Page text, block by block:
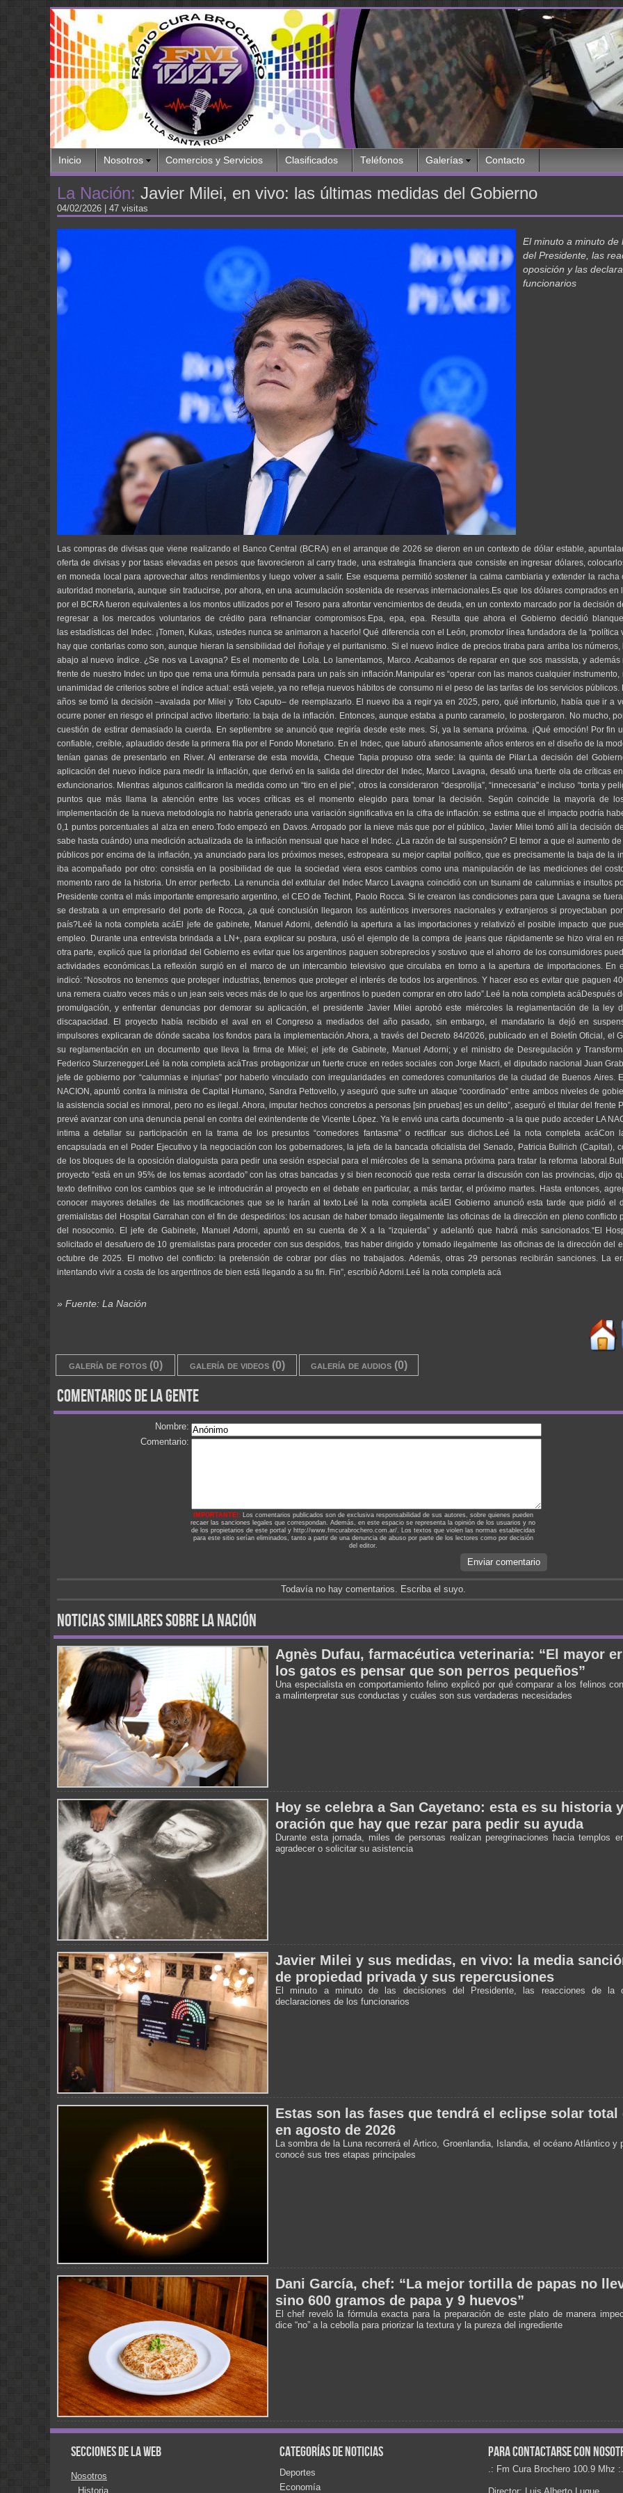
Inicio Nosotros Comercios y Servicios Clasificados Teléfonos Galerías Contacto
La Nación: Javier Milei, en vivo: las últimas medidas del Gobierno
04/02/2026 | 47 visitas
El minuto a minuto de
del Presidente, las
oposición y las
funcionarios
Las compras de divisas que viene realizando el Banco Central (BCRA) en el arranque de 2026 se dieron en un contexto de dólar estable,
oferta de divisas y por tasas elevadas en pesos que favorecieron al carry trade, una estrategia financiera que consiste en ingresar dólares,
en moneda local para aprovechar altos rendimientos y luego volver a salir. Ese esquema permitió sostener la calma cambiaria y extender la racha
autoridad monetaria, aunque sin traducirse, por ahora, en una acumulación sostenida de reservas internacionales.Es que los dólares comprados en
por el BCRA fueron equivalentes a los montos utilizados por el Tesoro para afrontar vencimientos de deuda, en un contexto marcado por la decisión
regresar a los mercados voluntarios de crédito para refinanciar compromisos.Epa, epa, epa. Resulta que ahora el Gobierno decidió
las estadísticas del Indec. ¡Tomen, Kukas, ustedes nunca se animaron a hacerlo! Qué diferencia con el León, promotor línea fundadora de la “política
hay que contarlas como son, aunque hieran la sensibilidad del ñoñaje y el puritanismo. Si el nuevo índice de precios tiraba para arriba los
abajo al nuevo índice. ¿Se nos va Lavagna? Es el momento de Lola. Lo lamentamos, Marco. Acabamos de reparar en que sos massista, y además
frente de nuestro Indec un tipo que rema una fórmula pensada para un país sin inflación.Manipular es “operar con las manos cualquier instrumento,
unanimidad de criterios sobre el índice actual: está vejete, ya no refleja nuevos hábitos de consumo ni el peso de las tarifas de los servicios públicos.
años se tomó la decisión –avalada por Milei y Toto Caputo– de reemplazarlo. El nuevo iba a regir ya en 2025, pero, qué infortunio, había que ir a
ocurre poner en riesgo el principal activo libertario: la baja de la inflación. Entonces, aunque estaba a punto caramelo, lo postergaron. No mucho,
cuestión de estirar demasiado la cuerda. En septiembre se anunció que regiría desde este mes. Sí, ya la semana próxima. ¡Qué emoción! Por fin
confiable, creíble, aplaudido desde la primera fila por el Fondo Monetario. En el Indec, que laburó afanosamente años enteros en el diseño de la
tenían ganas de presentarlo en River. Al enterarse de esta movida, Cheque Tapia propuso otra sede: la quinta de Pilar.La decisión del
aplicación del nuevo índice para medir la inflación, que derivó en la salida del director del Indec, Marco Lavagna, desató una fuerte ola de críticas
exfuncionarios. Mientras algunos calificaron la medida como un “tiro en el pie”, otros la consideraron “desprolija”, “innecesaria” e incluso “tonta y
puntos que más llama la atención entre las voces críticas es el momento elegido para tomar la decisión. Según coincide la mayoría de
implementación de la nueva metodología no habría generado una variación significativa en la cifra de inflación: se estima que el impacto podría
0,1 puntos porcentuales al alza en enero.Todo empezó en Davos. Arropado por la nieve más que por el público, Javier Milei tomó allí la decisión
sabe hasta cuándo) una medición actualizada de la inflación mensual que hace el Indec. ¿La razón de tal suspensión? El temor a que el aumento
públicos por encima de la inflación, ya anunciado para los próximos meses, estropeara su mejor capital político, que es precisamente la baja de la
iba acompañado por otro: consistía en la posibilidad de que la sociedad viera esos cambios como una manipulación de las mediciones del
momento raro de la historia. Un error perfecto. La renuncia del extitular del Indec Marco Lavagna coincidió con un tsunami de calumnias e insultos
Presidente contra el más importante empresario argentino, el CEO de Techint, Paolo Rocca. Si le crearon las condiciones para que Lavagna se
se destrata a un empresario del porte de Rocca, ¿a qué conclusión llegaron los auténticos inversores nacionales y extranjeros si proyectaban
país?Leé la nota completa acáEl jefe de gabinete, Manuel Adorni, defendió la apertura a las importaciones y relativizó el posible impacto que
empleo. Durante una entrevista brindada a LN+, para explicar su postura, usó el ejemplo de la compra de jeans que rápidamente se hizo viral en
otra parte, explicó que la prioridad del Gobierno es evitar que los argentinos paguen sobreprecios y sostuvo que el ahorro de los consumidores
actividades económicas.La reflexión surgió en el marco de un intercambio televisivo que circulaba en torno a la apertura de importaciones. En
indicó: “Nosotros no tenemos que proteger industrias, tenemos que proteger el interés de todos los argentinos. Y hacer eso es evitar que paguen
una remera cuatro veces más o un jean seis veces más de lo que los argentinos lo pueden comprar en otro lado”.Leé la nota completa acáDespués
promulgación, y enfrentar denuncias por demorar su aplicación, el presidente Javier Milei aprobó este miércoles la reglamentación de la ley
discapacidad. El proyecto había recibido el aval en el Congreso a mediados del año pasado, sin embargo, el mandatario la dejó en
impulsores explicaran de dónde sacaba los fondos para la implementación.Ahora, a través del Decreto 84/2026, publicado en el Boletín Oficial, el
su reglamentación en un documento que lleva la firma de Milei; el jefe de Gabinete, Manuel Adorni; y el ministro de Desregulación y
Federico Sturzenegger.Leé la nota completa acáTras protagonizar un fuerte cruce en redes sociales con Jorge Macri, el diputado nacional Juan
jefe de gobierno por “calumnias e injurias” por haberlo vinculado con irregularidades en comedores comunitarios de la ciudad de Buenos Aires.
NACION, apuntó contra la ministra de Capital Humano, Sandra Pettovello, y aseguró que sufre un ataque “coordinado” entre ambos niveles de
la asistencia social es inmoral, pero no es ilegal. Ahora, imputar hechos concretos a personas [sin pruebas] es un delito”, aseguró el titular del frente
prevé avanzar con una denuncia penal en contra del exintendente de Vicente López. Ya le envió una carta documento -a la que pudo acceder LA
intima a detallar su participación en la trama de los presuntos “comedores fantasma” o rectificar sus dichos.Leé la nota completa acáCon
encapsulada en el Poder Ejecutivo y la negociación con los gobernadores, la jefa de la bancada oficialista del Senado, Patricia Bullrich (Capital),
de los bloques de la oposición dialoguista para pedir una sesión especial para el miércoles de la semana próxima para tratar la reforma
proyecto “está en un 95% de los temas acordado” con las otras bancadas y si bien reconoció que resta cerrar la discusión con las provincias, dijo
texto definitivo con los cambios que se le introducirán al proyecto en el debate en particular, a más tardar, el próximo martes. Hasta entonces,
conocer mayores detalles de las modificaciones que se le harán al texto.Leé la nota completa acáEl Gobierno anunció esta tarde que pidió el
gremialistas del Hospital Garrahan con el fin de despedirlos: los acusan de haber tomado ilegalmente las oficinas de la dirección en pleno conflicto
del nosocomio. El jefe de Gabinete, Manuel Adorni, apuntó en su cuenta de X a la “izquierda” y adelantó que habrá más sancionados.“El
solicitado el desafuero de 10 gremialistas para proceder con sus despidos, tras haber dirigido y tomado ilegalmente las oficinas de la dirección del
octubre de 2025. El motivo del conflicto: la pretensión de cobrar por días no trabajados. Además, otras 29 personas recibirán sanciones. La
intentando vivir a costa de los argentinos de bien está llegando a su fin. Fin”, escribió Adorni.Leé la nota completa acá
» Fuente: La Nación
galería de fotos (0) galería de videos (0) galería de audios (0)
comentarios de la gente
Nombre:
Comentario:
IMPORTANTE!: Los comentarios publicados son de exclusiva responsabilidad de sus autores, sobre quienes pueden
recaer las sanciones legales que correspondan. Además, en este espacio se representa la opinión de los usuarios y no
de los propietarios de este portal y http://www.fmcurabrochero.com.ar/. Los textos que violen las normas establecidas
para este sitio serían eliminados, tanto a partir de una denuncia de abuso por parte de los lectores como por decisión
del editor.
Enviar comentario
Todavía no hay comentarios. Escriba el suyo.
noticias similares sobre la nación
Agnès Dufau, farmacéutica veterinaria: “El mayor
los gatos es pensar que son perros pequeños”
Una especialista en comportamiento felino explicó por qué comparar a los felinos
a malinterpretar sus conductas y cuáles son sus verdaderas necesidades
Hoy se celebra a San Cayetano: esta es su historia
oración que hay que rezar para pedir su ayuda
Durante esta jornada, miles de personas realizan peregrinaciones hacia templos
agradecer o solicitar su asistencia
Javier Milei y sus medidas, en vivo: la media
de propiedad privada y sus repercusiones
El minuto a minuto de las decisiones del Presidente, las reacciones de la
declaraciones de los funcionarios
Estas son las fases que tendrá el eclipse solar total
en agosto de 2026
La sombra de la Luna recorrerá el Ártico, Groenlandia, Islandia, el océano Atlántico y
conocé sus tres etapas principales
Dani García, chef: “La mejor tortilla de papas no
sino 600 gramos de papa y 9 huevos”
El chef reveló la fórmula exacta para la preparación de este plato de manera
dice “no” a la cebolla para priorizar la textura y la pureza del ingrediente
Secciones de la web
Nosotros
Historia
Categorías de noticias
Deportes
Economía
Para contactarse con
.: Fm Cura Brochero 100.9 Mhz :.